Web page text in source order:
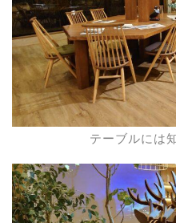
テーブルには